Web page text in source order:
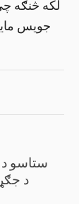
لکه څنګه
جویس
ستاسو د
د